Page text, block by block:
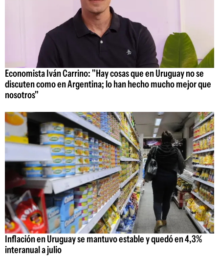
Economista Iván Carrino: "Hay cosas que en Uruguay no se
discuten como en Argentina; lo han hecho mucho mejor que
nosotros"
Inflación en Uruguay se mantuvo estable y quedó en 4,3%
interanual a julio